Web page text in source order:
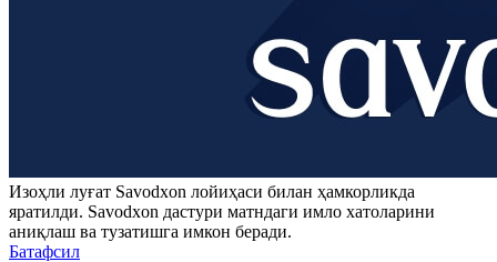
Изоҳли луғат Savodxon лойиҳаси билан ҳамкорликда
яратилди. Savodxon дастури матндаги имло хатоларини
аниқлаш ва тузатишга имкон беради.
Батафсил